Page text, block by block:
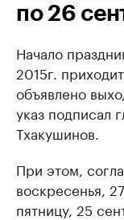
по 26
Начало
2015г.
объявлено
указ подписал
Тхакушинов.
При этом,
воскресенья,
пятницу, 25